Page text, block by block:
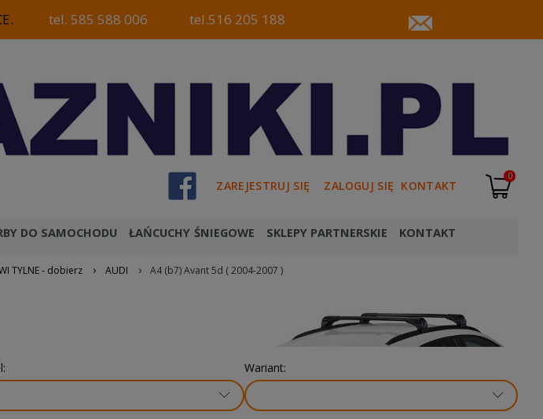
tel. 585 588 006 tel.516 205 188
ZAREJESTRUJ SIĘ ZALOGUJ SIĘ KONTAKT
0
DO SAMOCHODU ŁAŃCUCHY ŚNIEGOWE SKLEPY PARTNERSKIE KONTAKT
TYLNE - dobierz › AUDI › A4 (b7) Avant 5d ( 2004-2007 )
Wariant: